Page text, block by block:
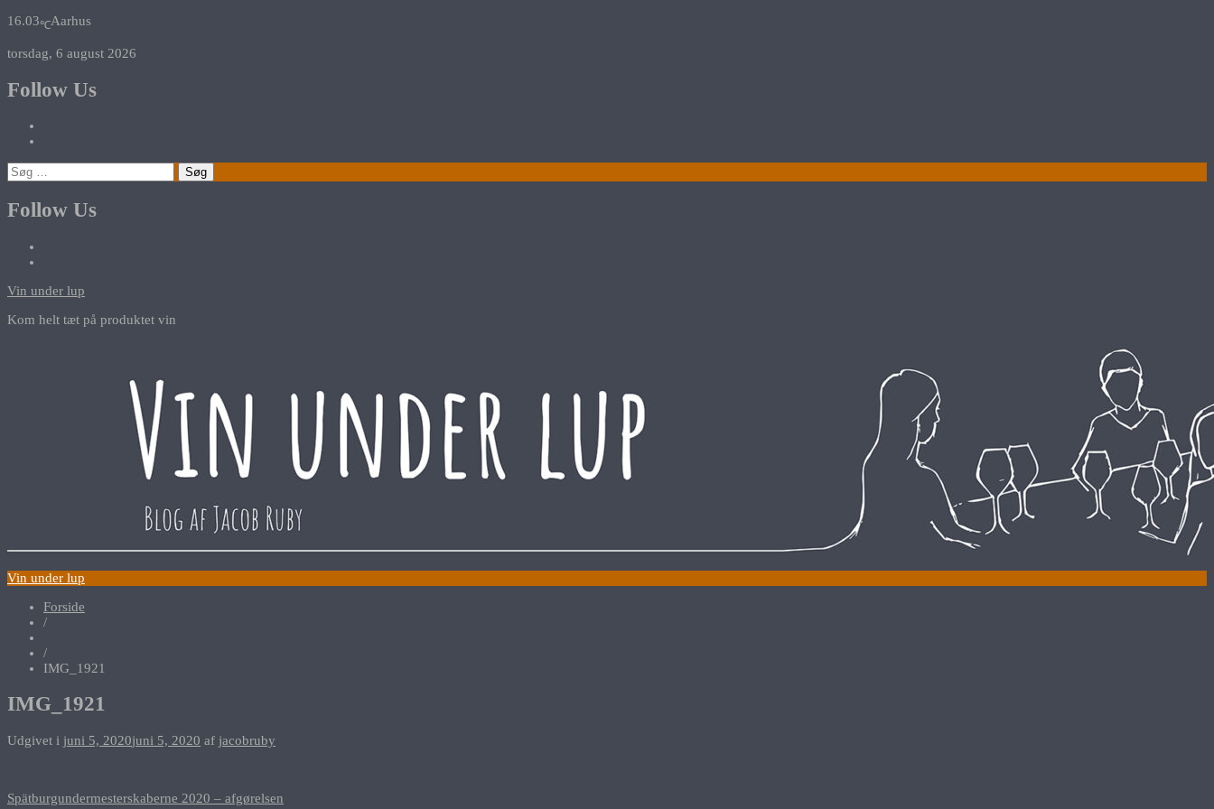
16.03℃Aarhus
torsdag, 6 august 2026
Follow Us
Søg
efter:
Follow Us
Vin under lup
Kom helt tæt på produktet vin
Vin under lup
Forside
/
/
IMG_1921
IMG_1921
Udgivet i juni 5, 2020juni 5, 2020 af jacobruby
Indlægsnavigation
Spätburgundermesterskaberne 2020 – afgørelsen